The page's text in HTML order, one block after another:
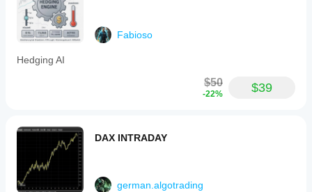
Fabioso
Hedging AI
$50
-22% $39
DAX INTRADAY
german.algotrading